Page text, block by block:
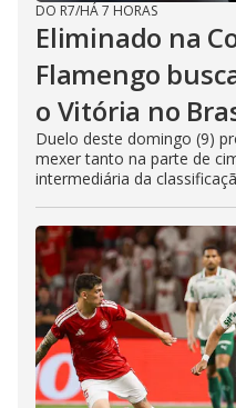
DO R7/HÁ 7 HORAS
Eliminado na
Flamengo
o Vitória no
Duelo deste domingo (9)
mexer tanto na parte de
intermediária da